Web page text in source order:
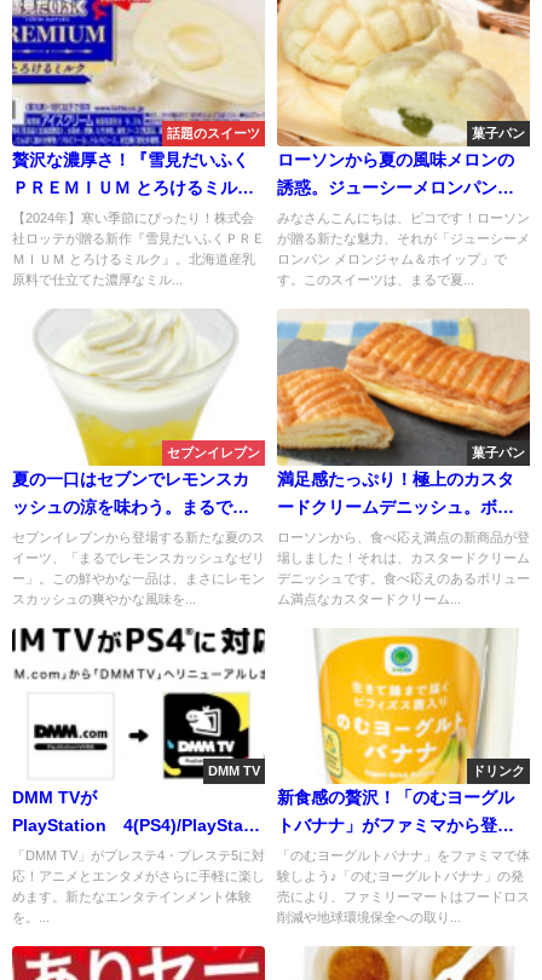
話題のスイーツ
贅沢な濃厚さ！『雪見だいふく
ＰＲＥＭＩＵＭ とろけるミル
ク』が新登場
【2024年】寒い季節にぴったり！株式会
社ロッテが贈る新作『雪見だいふくＰＲＥ
ＭＩＵＭ とろけるミルク』。北海道産乳
原料で仕立てた濃厚なミル...
菓子パン
ローソンから夏の風味メロンの
誘惑。ジューシーメロンパンで
涼やかな一刻を。メロンジャム
＆ホイップ
みなさんこんにちは、ピコです！ローソン
が贈る新たな魅力、それが「ジューシーメ
ロンパン メロンジャム＆ホイップ」で
す。このスイーツは、まるで夏...
セブンイレブン
夏の一口はセブンでレモンスカ
ッシュの涼を味わう。まるでレ
モンスカッシュなゼリー
セブンイレブンから登場する新たな夏のス
イーツ、「まるでレモンスカッシュなゼリ
ー」。この鮮やかな一品は、まさにレモン
スカッシュの爽やかな風味を...
菓子パン
満足感たっぷり！極上のカスタ
ードクリームデニッシュ。ボリ
ューム満点のカスタードクリー
ムが贅沢に詰まった、食べ応え
抜群のデニッシュをご堪能くだ
ローソンから、食べ応え満点の新商品が登
場しました！それは、カスタードクリーム
デニッシュです。食べ応えのあるボリュー
ム満点なカスタードクリーム...
DMM TV
DMM TVが
PlayStation®4(PS4)/PlayStation®5（PS5）
に対応開始！アニメやエンタメ
コンテンツがますます手軽に楽
しめる！
「DMM TV」がプレステ4・プレステ5に対
応！アニメとエンタメがさらに手軽に楽し
めます。新たなエンタテインメント体験
を。...
ドリンク
新食感の贅沢！「のむヨーグル
トバナナ」がファミマから登
場！
「のむヨーグルトバナナ」をファミマで体
験しよう♪「のむヨーグルトバナナ」の発
売により、ファミリーマートはフードロス
削減や地球環境保全への取り...